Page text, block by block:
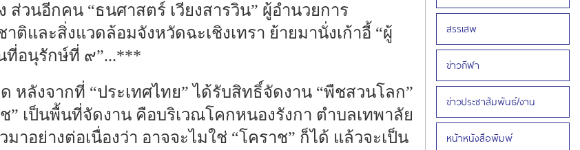
ส่วนอีกคน “ธนศาสตร์ เวียงสารวิน” ผู้อำนวยการ
ติและสิ่งแวดล้อมจังหวัดฉะเชิงเทรา ย้ายมานั่งเก้าอี้ “ผู้
ที่อนุรักษ์ที่ ๙”...***
หลังจากที่ “ประเทศไทย” ได้รับสิทธิ์จัดงาน “พืชสวนโลก”
” เป็นพื้นที่จัดงาน คือบริเวณโคกหนองรังกา ตำบลเทพาลัย
าอย่างต่อเนื่องว่า อาจจะไมใช่ “โคราช” ก็ได้ แล้วจะเป็น
สรรเสพ
ข่าวกีฬา
ข่าวประชาสัมพันธ์/งาน
หน้าหนังสือพิมพ์